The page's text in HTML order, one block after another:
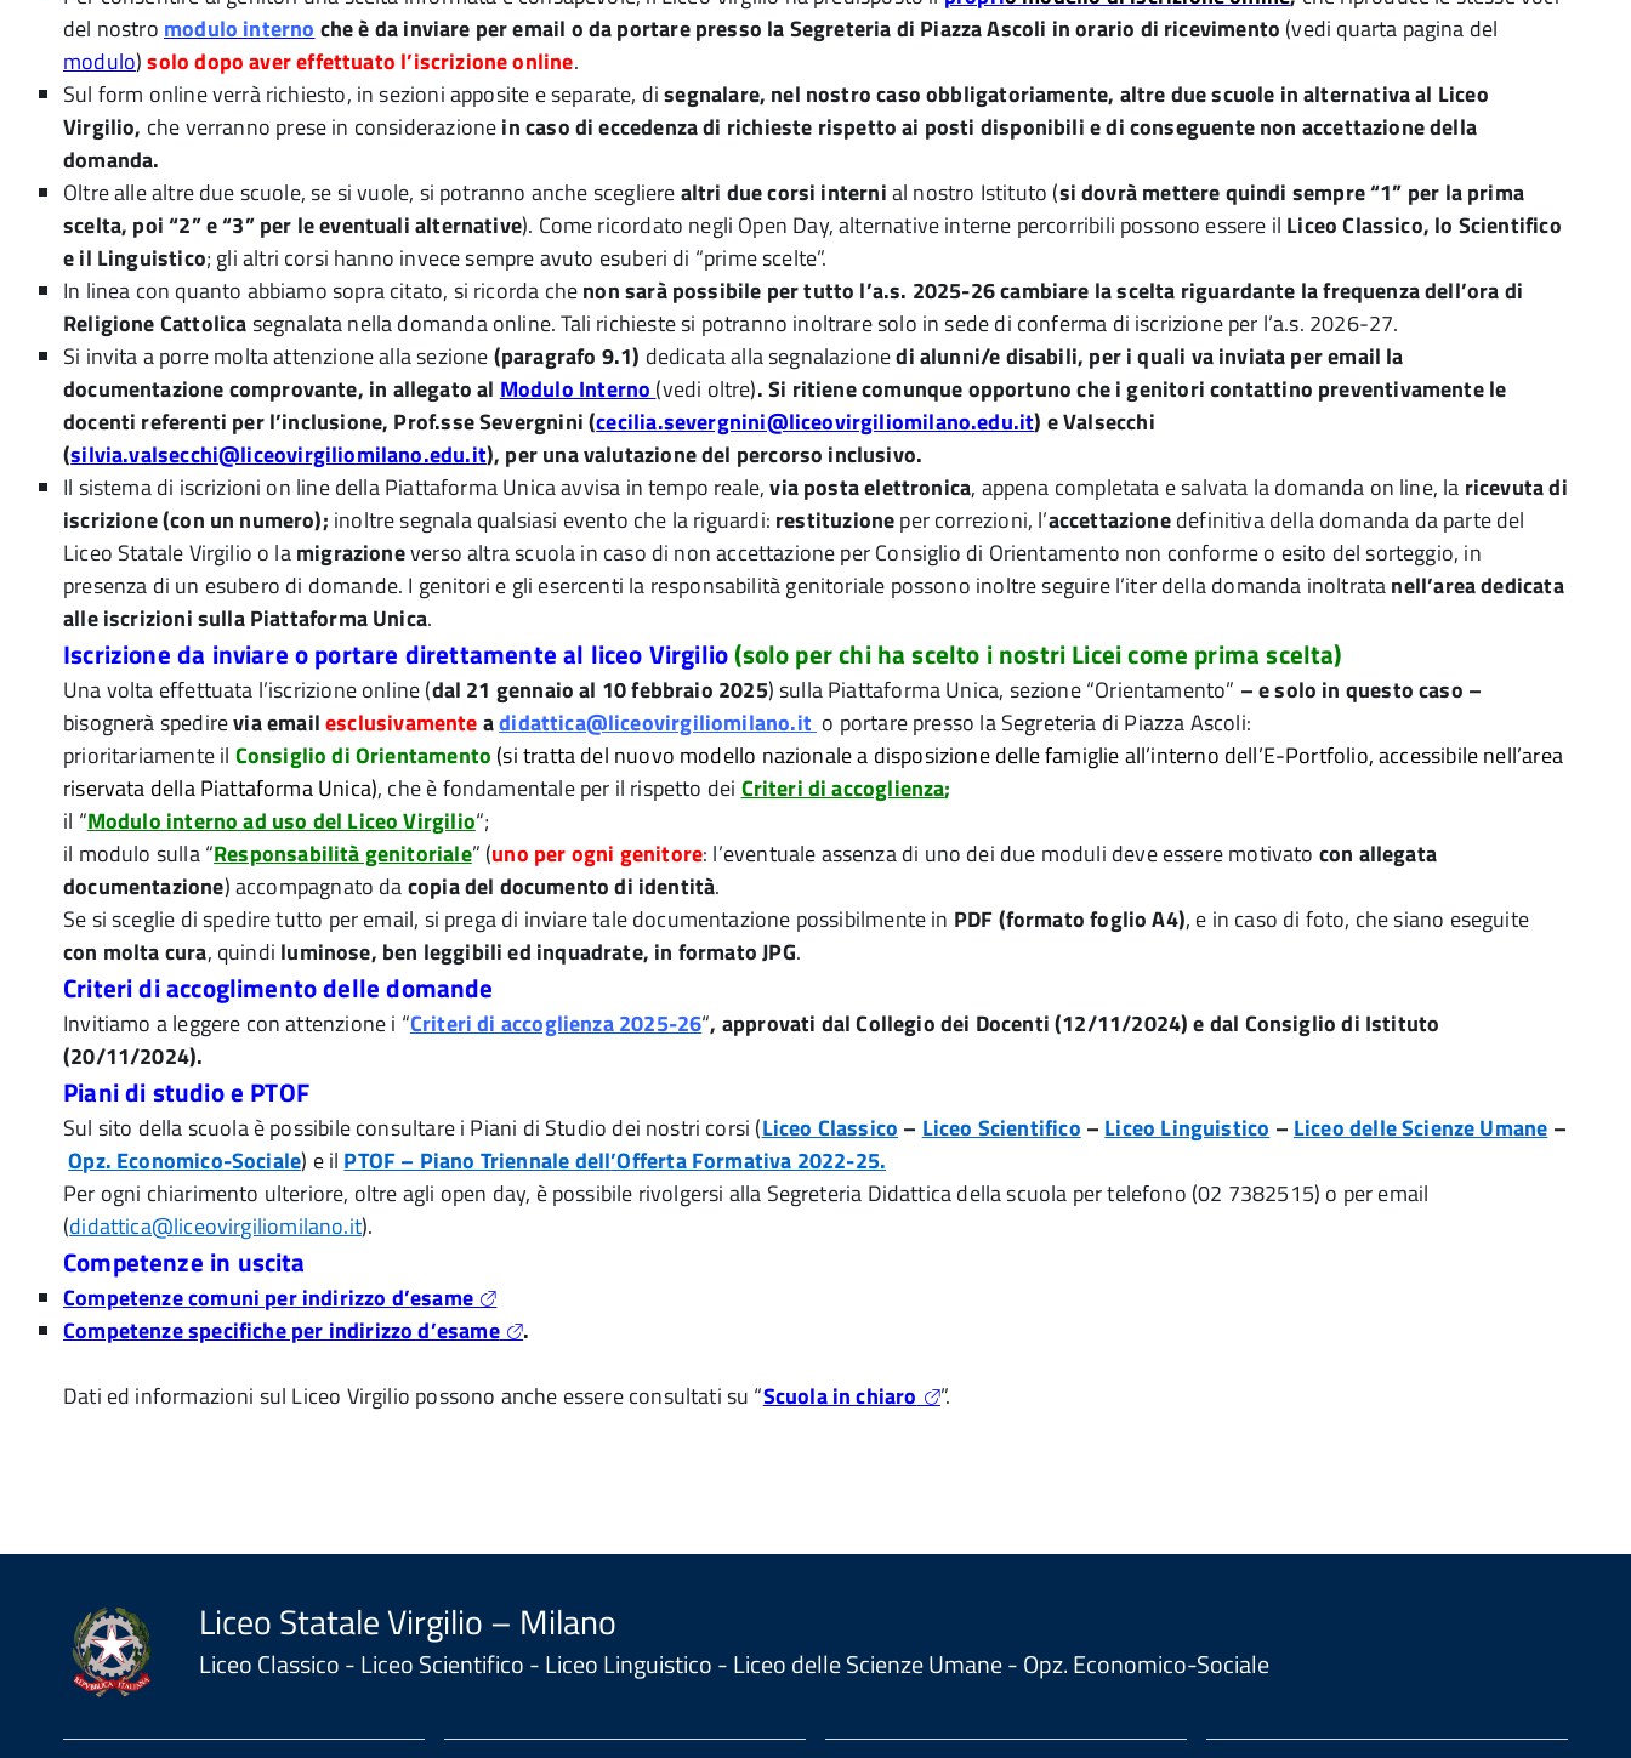
del nostro modulo interno che è da inviare per email o da portare presso la Segreteria di Piazza Ascoli in orario di ricevimento (vedi quarta pagina del
modulo)solo dopo aver effettuato l’iscrizione online.
Sul form online verrà richiesto, in sezioni apposite e separate, disegnalare, nel nostro caso obbligatoriamente, altre due scuole in alternativa al Liceo
Virgilio, che verranno prese in considerazionein caso di eccedenza di richieste rispetto ai posti disponibili e di conseguente non accettazione della
domanda.
Oltre alle altre due scuole, se si vuole, si potranno anche sceglierealtri due corsi internial nostro Istituto (si dovrà mettere quindi sempre “1” per la prima
scelta, poi “2” e “3” per le eventuali alternative). Come ricordato negli Open Day, alternative interne percorribili possono essere il Liceo Classico, lo Scientifico
e il Linguistico; gli altri corsi hanno invece sempre avuto esuberi di “prime scelte”.
In linea con quanto abbiamo sopra citato, si ricorda chenon sarà possibile per tutto l’a.s. 2025-26cambiare la scelta riguardante la frequenza dell’ora di
Religione Cattolicasegnalata nella domanda online. Tali richieste si potranno inoltrare solo in sede di conferma di iscrizione per l’a.s. 2026-27.
Si invita a porre molta attenzione alla sezione(paragrafo 9.1) dedicata alla segnalazionedi alunni/e disabili, per i quali va inviata per email la
documentazione comprovante, in allegato al Modulo Interno (vedi oltre). Si ritiene comunque opportuno che i genitori contattino preventivamente le
docenti referenti per l’inclusione, Prof.sse Severgnini (cecilia.severgnini@liceovirgiliomilano.edu.it) e Valsecchi
(silvia.valsecchi@liceovirgiliomilano.edu.it), per una valutazione del percorso inclusivo.
Il sistema di iscrizioni on line della Piattaforma Unica avvisa in tempo reale,via posta elettronica, appena completata e salvata la domanda on line, la ricevuta di
iscrizione (con un numero); inoltre segnala qualsiasi evento che la riguardi: restituzioneper correzioni, l’accettazionedefinitiva della domanda da parte del
Liceo Statale Virgilio o lamigrazioneverso altra scuola in caso di non accettazione per Consiglio di Orientamento non conforme o esito del sorteggio, in
presenza di un esubero di domande. I genitori e gli esercenti la responsabilità genitoriale possono inoltre seguire l’iter della domanda inoltratanell’area dedicata
alle iscrizioni sulla Piattaforma Unica.
Iscrizione da inviare o portare direttamente al liceo Virgilio(solo per chi ha scelto i nostri Licei come prima scelta)
Una volta effettuata l’iscrizione online (dal 21 gennaio al 10 febbraio 2025) sulla Piattaforma Unica, sezione “Orientamento” – e solo in questo caso –
bisognerà spedirevia emailesclusivamenteadidattica@liceovirgiliomilano.it o portare presso la Segreteria di Piazza Ascoli:
prioritariamente il Consiglio di Orientamento (si tratta del nuovo modello nazionale a disposizione delle famiglie all’interno dell’E-Portfolio, accessibile nell’area
riservata della Piattaforma Unica), che è fondamentale per il rispetto dei Criteri di accoglienza;
il “Modulo interno ad uso del Liceo Virgilio“;
il modulo sulla “Responsabilità genitoriale” (uno per ogni genitore: l’eventuale assenza di uno dei due moduli deve essere motivato con allegata
documentazione) accompagnato dacopia del documento di identità.
Se si sceglie di spedire tutto per email, si prega di inviare tale documentazione possibilmente in PDF (formato foglio A4), e in caso di foto, che siano eseguite
con molta cura, quindi luminose, ben leggibili ed inquadrate, in formato JPG.
Criteri di accoglimento delle domande
Invitiamo a leggere con attenzione i “Criteri di accoglienza 2025-26“, approvati dal Collegio dei Docenti (12/11/2024) e dal Consiglio di Istituto
(20/11/2024).
Piani di studio e PTOF
Sul sito della scuola è possibile consultare i Piani di Studio dei nostri corsi (Liceo Classico – Liceo Scientifico – Liceo Linguistico – Liceo delle Scienze Umane –
Opz. Economico-Sociale) e il PTOF – Piano Triennale dell’Offerta Formativa 2022-25.
Per ogni chiarimento ulteriore, oltre agli open day, è possibile rivolgersi alla Segreteria Didattica della scuola per telefono (02 7382515) o per email
(didattica@liceovirgiliomilano.it).
Competenze in uscita
Competenze comuni per indirizzo d’esame
Competenze specifiche per indirizzo d’esame
.
Dati ed informazioni sul Liceo Virgilio possono anche essere consultati su “Scuola in chiaro ”.
Liceo Statale Virgilio – Milano
Liceo Classico - Liceo Scientifico - Liceo Linguistico - Liceo delle Scienze Umane - Opz. Economico-Sociale